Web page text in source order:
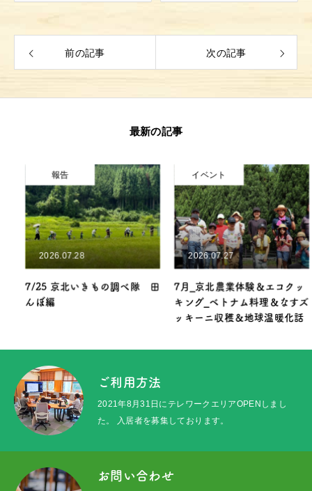
前の記事 次の記事
最新の記事
報告
7/25 京北いきもの調べ隊 田
んぼ編
2026.07.28
イベント
7月_京北農業体験＆エコクッ
キング_ベトナム料理＆なすズ
ッキーニ収穫＆地球温暖化話
2026.07.27
ご利用方法
2021年8月31日にテレワークエリアOPENしまし
た。 入居者を募集しております。
お問い合わせ